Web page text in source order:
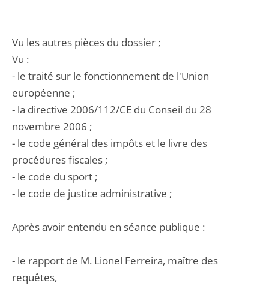
Vu les autres pièces du dossier ;
Vu :
- le traité sur le fonctionnement de l'Union
européenne ;
- la directive 2006/112/CE du Conseil du 28
novembre 2006 ;
- le code général des impôts et le livre des
procédures fiscales ;
- le code du sport ;
- le code de justice administrative ;
Après avoir entendu en séance publique :
- le rapport de M. Lionel Ferreira, maître des
requêtes,